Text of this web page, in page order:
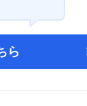
ら